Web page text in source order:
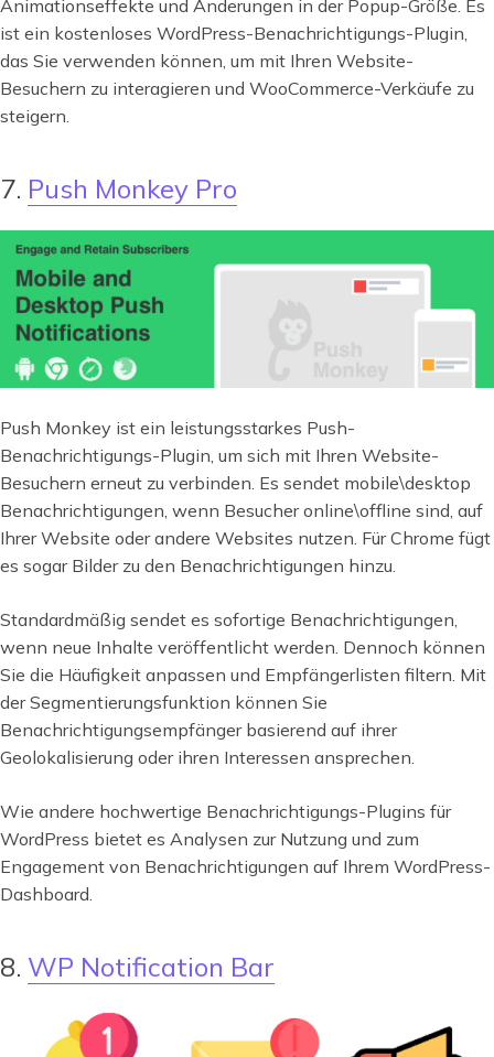
Animationseffekte und Änderungen in der Popup-Größe. Es
ist ein kostenloses WordPress-Benachrichtigungs-Plugin,
das Sie verwenden können, um mit Ihren Website-
Besuchern zu interagieren und WooCommerce-Verkäufe zu
steigern.
7. Push Monkey Pro
Push Monkey ist ein leistungsstarkes Push-
Benachrichtigungs-Plugin, um sich mit Ihren Website-
Besuchern erneut zu verbinden. Es sendet mobile\desktop
Benachrichtigungen, wenn Besucher online\offline sind, auf
Ihrer Website oder andere Websites nutzen. Für Chrome fügt
es sogar Bilder zu den Benachrichtigungen hinzu.
Standardmäßig sendet es sofortige Benachrichtigungen,
wenn neue Inhalte veröffentlicht werden. Dennoch können
Sie die Häufigkeit anpassen und Empfängerlisten filtern. Mit
der Segmentierungsfunktion können Sie
Benachrichtigungsempfänger basierend auf ihrer
Geolokalisierung oder ihren Interessen ansprechen.
Wie andere hochwertige Benachrichtigungs-Plugins für
WordPress bietet es Analysen zur Nutzung und zum
Engagement von Benachrichtigungen auf Ihrem WordPress-
Dashboard.
8. WP Notification Bar